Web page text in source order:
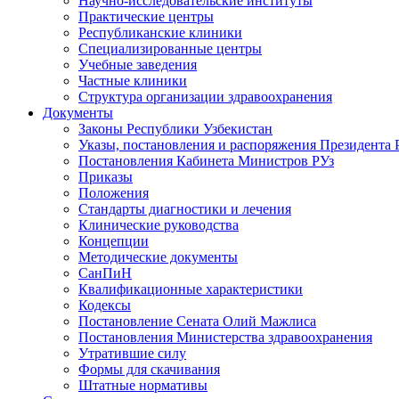
Практические центры
Республиканские клиники
Специализированные центры
Учебные заведения
Частные клиники
Структура организации здравоохранения
Документы
Законы Республики Узбекистан
Указы, постановления и распоряжения Президента
Постановления Кабинета Министров РУз
Приказы
Положения
Стандарты диагностики и лечения
Клинические руководства
Концепции
Методические документы
СанПиН
Квалификационные характеристики
Кодексы
Постановление Сената Олий Мажлиса
Постановления Министерства здравоохранения
Утратившие силу
Формы для скачивания
Штатные нормативы